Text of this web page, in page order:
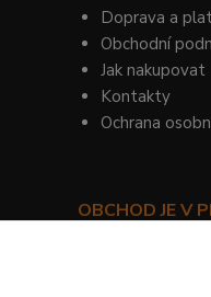
Doprava a
Obchodní
Jak nakupovat
Kontakty
Ochrana
OBCHOD JE V